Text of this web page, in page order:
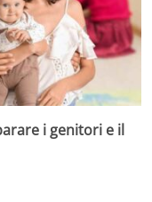
i genitori e il